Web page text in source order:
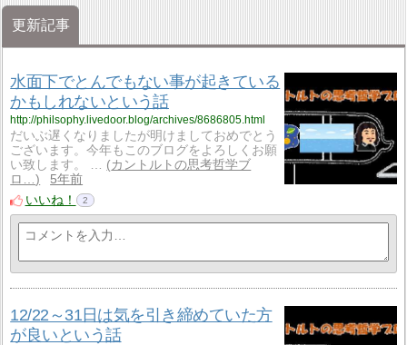
更新記事
水面下でとんでもない事が起きている
かもしれないという話
http://philsophy.livedoor.blog/archives/8686805.html
だいぶ遅くなりましたが明けましておめでとう
ございます。今年もこのブログをよろしくお願
い致します。 …
カントルトの思考哲学ブ
ロ…
5年前
いいね！
2
12/22～31日は気を引き締めていた方
が良いという話